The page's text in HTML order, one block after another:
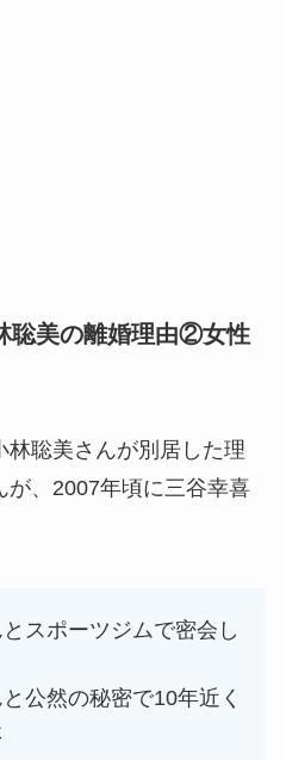
聡美の離婚理由②女性
林聡美さんが別居した理
が、2007年頃に三谷幸喜
スポーツジムで密会し
公然の秘密で10年近く